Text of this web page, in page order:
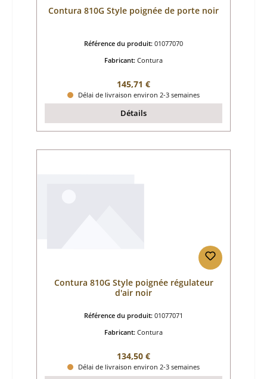
Contura 810G Style poignée de porte noir
Référence du produit: 01077070
Fabricant: Contura
Prix régulier :
145,71 €
Délai de livraison environ 2-3 semaines
Détails
Contura 810G Style poignée régulateur
d'air noir
Référence du produit: 01077071
Fabricant: Contura
Prix régulier :
134,50 €
Délai de livraison environ 2-3 semaines